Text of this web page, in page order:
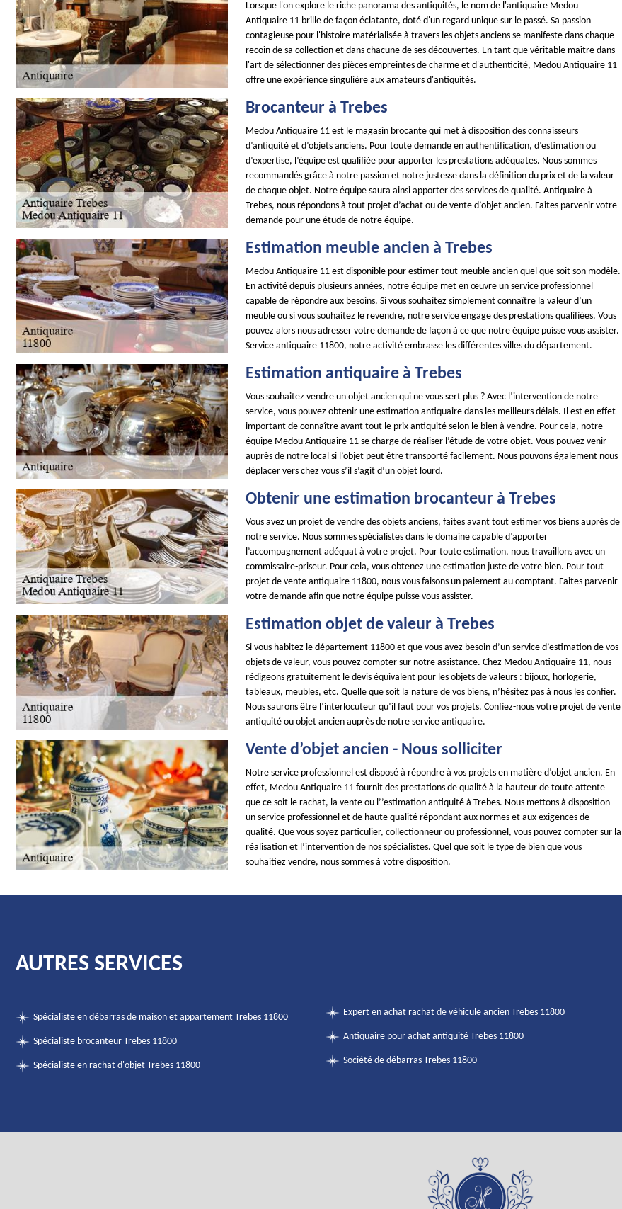
Lorsque l'on explore le riche panorama des antiquités, le nom de l'antiquaire Medou
Antiquaire 11 brille de façon éclatante, doté d'un regard unique sur le passé. Sa passion
contagieuse pour l'histoire matérialisée à travers les objets anciens se manifeste dans chaque
recoin de sa collection et dans chacune de ses découvertes. En tant que véritable maître dans
l'art de sélectionner des pièces empreintes de charme et d'authenticité, Medou Antiquaire 11
offre une expérience singulière aux amateurs d'antiquités.
Brocanteur à Trebes
Medou Antiquaire 11 est le magasin brocante qui met à disposition des connaisseurs
d’antiquité et d’objets anciens. Pour toute demande en authentification, d’estimation ou
d’expertise, l’équipe est qualifiée pour apporter les prestations adéquates. Nous sommes
recommandés grâce à notre passion et notre justesse dans la définition du prix et de la valeur
de chaque objet. Notre équipe saura ainsi apporter des services de qualité. Antiquaire à
Trebes, nous répondons à tout projet d’achat ou de vente d’objet ancien. Faites parvenir votre
demande pour une étude de notre équipe.
Estimation meuble ancien à Trebes
Medou Antiquaire 11 est disponible pour estimer tout meuble ancien quel que soit son modèle.
En activité depuis plusieurs années, notre équipe met en œuvre un service professionnel
capable de répondre aux besoins. Si vous souhaitez simplement connaître la valeur d’un
meuble ou si vous souhaitez le revendre, notre service engage des prestations qualifiées. Vous
pouvez alors nous adresser votre demande de façon à ce que notre équipe puisse vous assister.
Service antiquaire 11800, notre activité embrasse les différentes villes du département.
Estimation antiquaire à Trebes
Vous souhaitez vendre un objet ancien qui ne vous sert plus ? Avec l’intervention de notre
service, vous pouvez obtenir une estimation antiquaire dans les meilleurs délais. Il est en effet
important de connaître avant tout le prix antiquité selon le bien à vendre. Pour cela, notre
équipe Medou Antiquaire 11 se charge de réaliser l’étude de votre objet. Vous pouvez venir
auprès de notre local si l’objet peut être transporté facilement. Nous pouvons également nous
déplacer vers chez vous s’il s’agit d’un objet lourd.
Obtenir une estimation brocanteur à Trebes
Vous avez un projet de vendre des objets anciens, faites avant tout estimer vos biens auprès de
notre service. Nous sommes spécialistes dans le domaine capable d’apporter
l’accompagnement adéquat à votre projet. Pour toute estimation, nous travaillons avec un
commissaire-priseur. Pour cela, vous obtenez une estimation juste de votre bien. Pour tout
projet de vente antiquaire 11800, nous vous faisons un paiement au comptant. Faites parvenir
votre demande afin que notre équipe puisse vous assister.
Estimation objet de valeur à Trebes
Si vous habitez le département 11800 et que vous avez besoin d’un service d’estimation de vos
objets de valeur, vous pouvez compter sur notre assistance. Chez Medou Antiquaire 11, nous
rédigeons gratuitement le devis équivalent pour les objets de valeurs : bijoux, horlogerie,
tableaux, meubles, etc. Quelle que soit la nature de vos biens, n’hésitez pas à nous les confier.
Nous saurons être l’interlocuteur qu’il faut pour vos projets. Confiez-nous votre projet de vente
antiquité ou objet ancien auprès de notre service antiquaire.
Vente d’objet ancien - Nous solliciter
Notre service professionnel est disposé à répondre à vos projets en matière d’objet ancien. En
effet, Medou Antiquaire 11 fournit des prestations de qualité à la hauteur de toute attente
que ce soit le rachat, la vente ou l’’estimation antiquité à Trebes. Nous mettons à disposition
un service professionnel et de haute qualité répondant aux normes et aux exigences de
qualité. Que vous soyez particulier, collectionneur ou professionnel, vous pouvez compter sur la
réalisation et l’intervention de nos spécialistes. Quel que soit le type de bien que vous
souhaitiez vendre, nous sommes à votre disposition.
AUTRES SERVICES
Spécialiste en débarras de maison et appartement Trebes 11800
Spécialiste brocanteur Trebes 11800
Spécialiste en rachat d'objet Trebes 11800
Expert en achat rachat de véhicule ancien Trebes 11800
Antiquaire pour achat antiquité Trebes 11800
Société de débarras Trebes 11800